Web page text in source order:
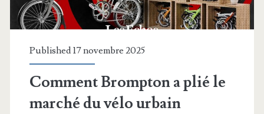
Published 17 novembre 2025
Comment Brompton a plié le
marché du vélo urbain